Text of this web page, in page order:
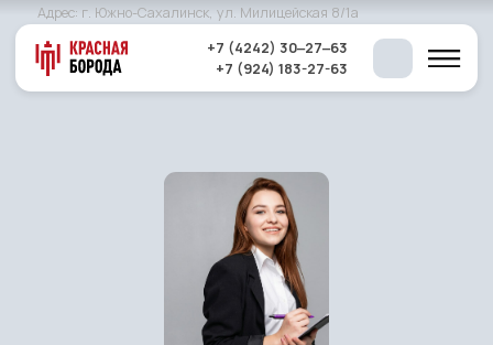
Адрес: г. Южно-Сахалинск, ул. Милицейская 8/1а
+7 (924) 183-27-63
Вакансии